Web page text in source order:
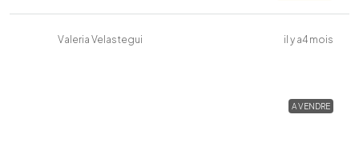
Valeria Velastegui il y a4 mois
A VENDRE